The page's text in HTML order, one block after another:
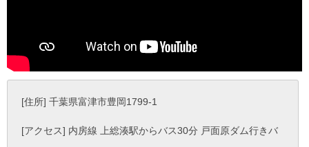
[住所] 千葉県富津市豊岡1799-1
[アクセス] 内房線 上総湊駅からバス30分 戸面原ダム行きバ